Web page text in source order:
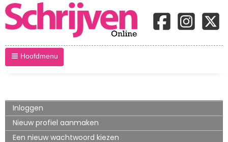
Hoofdmenu
Primary
tabs
Inloggen
tabblad)
Nieuw profiel aanmaken
Een nieuw wachtwoord kiezen